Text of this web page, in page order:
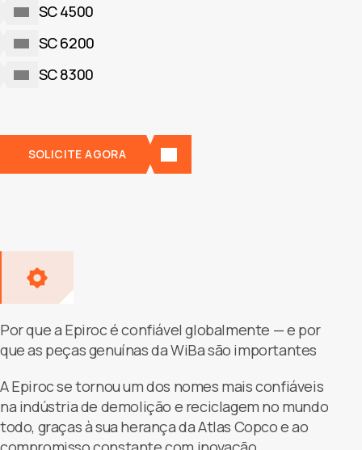
SC 4500
SC 6200
SC 8300
SOLICITE AGORA
Por que a Epiroc é confiável globalmente — e por
que as peças genuínas da WiBa são importantes
A Epiroc se tornou um dos nomes mais confiáveis
na indústria de demolição e reciclagem no mundo
todo, graças à sua herança da Atlas Copco e ao